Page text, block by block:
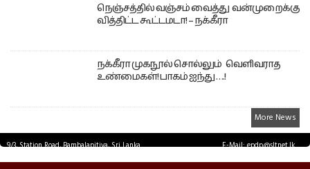
நெஞ்சத்தில் வஞ்சம் வைத்து வன்முறைக்கு
வித்திட்ட கூட்டமடா! – நக்கீரா
நக்கீரா முகநூல் சொல்லும் வெளிவராத
உண்மைகள்! பாகம் ஐந்து ….!
More News
9/3, Station Road, Bambalapitiya, Sri Lanka.
E-Mail: epdp@sltnet.lk